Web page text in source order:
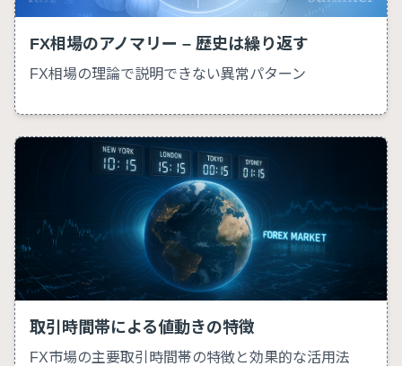
FX相場のアノマリー – 歴史は繰り返す
FX相場の理論で説明できない異常パターン
取引時間帯による値動きの特徴
FX市場の主要取引時間帯の特徴と効果的な活用法